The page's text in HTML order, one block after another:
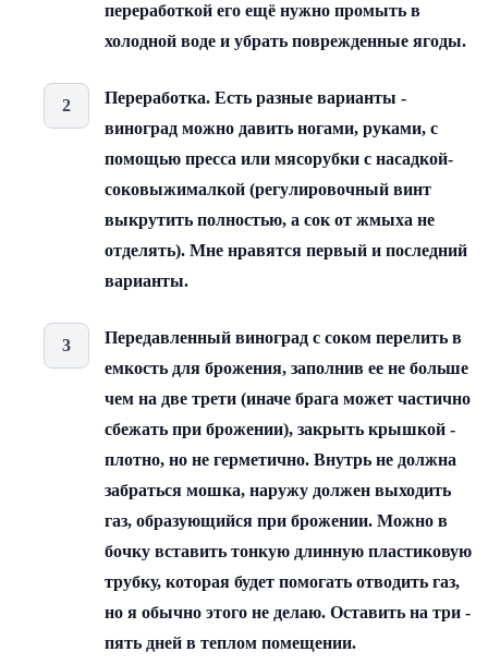
переработкой его ещё нужно промыть в
холодной воде и убрать поврежденные ягоды.
Переработка. Есть разные варианты -
виноград можно давить ногами, руками, с
помощью пресса или мясорубки с насадкой-
соковыжималкой (регулировочный винт
выкрутить полностью, а сок от жмыха не
отделять). Мне нравятся первый и последний
варианты.
Передавленный виноград с соком перелить в
емкость для брожения, заполнив ее не больше
чем на две трети (иначе брага может частично
сбежать при брожении), закрыть крышкой -
плотно, но не герметично. Внутрь не должна
забраться мошка, наружу должен выходить
газ, образующийся при брожении. Можно в
бочку вставить тонкую длинную пластиковую
трубку, которая будет помогать отводить газ,
но я обычно этого не делаю. Оставить на три -
пять дней в теплом помещении.